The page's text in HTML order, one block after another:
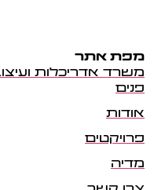
מפת אתר
משרד אדריכלות
פנים
אודות
פרויקטים
מדיה